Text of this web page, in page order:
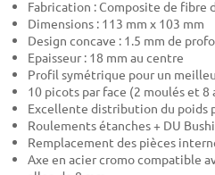
Fabrication : Composite de fibre
Dimensions : 113 mm x 103 mm
Design concave : 1.5 mm de
Epaisseur : 18 mm au centre
Profil symétrique pour un
10 picots par face (2 moulés et 8
Excellente distribution du poids
Roulements étanches + DU
Remplacement des pièces
Axe en acier cromo compatible